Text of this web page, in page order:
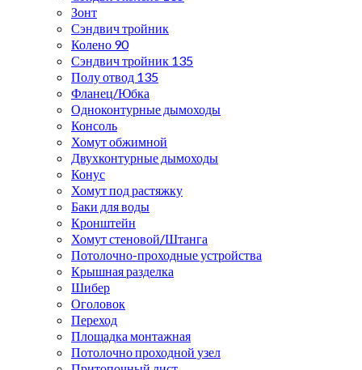
Зонт
Сэндвич тройник
Колено 90
Сэндвич тройник 135
Полу отвод 135
Фланец/Юбка
Одноконтурные дымоходы
Консоль
Хомут обжимной
Двухконтурные дымоходы
Конус
Хомут под растяжку
Баки для воды
Кронштейн
Хомут стеновой/Штанга
Потолочно-проходные устройства
Крышная разделка
Шибер
Оголовок
Переход
Площадка монтажная
Потолочно проходной узел